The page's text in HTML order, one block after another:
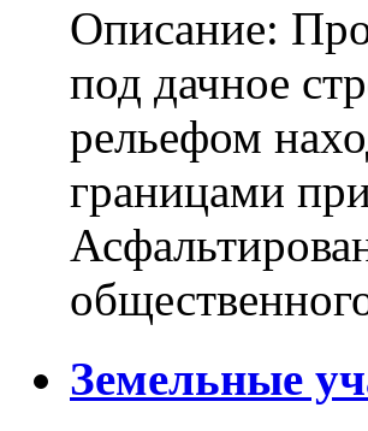
Описание:
под дачное
рельефом
границами
Земельные